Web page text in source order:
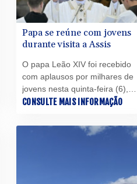
Papa se reúne com jovens
durante visita a Assis
O papa Leão XIV foi recebido
com aplausos por milhares de
jovens nesta quinta-feira (6),
antes de celebrar uma missa na
neste ano recorda o 800º
aniversário da morte de São
CONSULTE MAIS INFORMAÇÃO